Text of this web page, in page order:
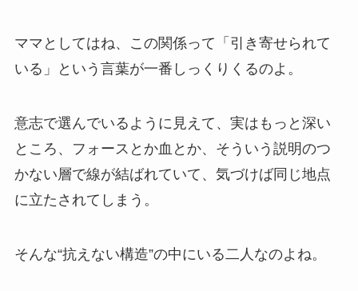
ママとしてはね、この関係って「引き寄せられて
いる」という言葉が一番しっくりくるのよ。
意志で選んでいるように見えて、実はもっと深い
ところ、フォースとか血とか、そういう説明のつ
かない層で線が結ばれていて、気づけば同じ地点
に立たされてしまう。
そんな“抗えない構造”の中にいる二人なのよね。